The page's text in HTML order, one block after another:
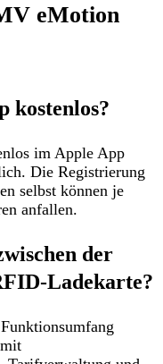
eMotion
kostenlos?
im Apple App
. Die Registrierung
selbst können je
anfallen.
der
Ladekarte?